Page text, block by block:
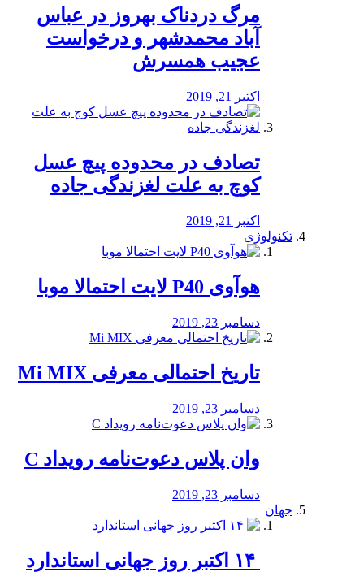
مرگ دردناک بهروز در عباس
آباد محمدشهر و درخواست
عجیب همسرش
اکتبر 21, 2019
تصادف در محدوده پیچ عسل
کوچ به علت لغزندگی جاده
اکتبر 21, 2019
تکنولوژی
هوآوی P40 لایت احتمالا موبا
دسامبر 23, 2019
تاریخ احتمالی معرفی Mi MIX
دسامبر 23, 2019
وان پلاس دعوت‌نامه رویداد C
دسامبر 23, 2019
جهان